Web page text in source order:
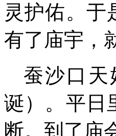
灵护佑。 于
有了庙宇，
蚕沙口天
诞）。 平日
断。到了庙